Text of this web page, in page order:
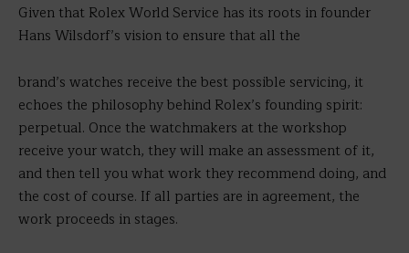
Given that Rolex World Service has its roots in founder
Hans Wilsdorf’s vision to ensure that all the
brand’s watches receive the best possible servicing, it
echoes the philosophy behind Rolex’s founding spirit:
perpetual. Once the watchmakers at the workshop
receive your watch, they will make an assessment of it,
and then tell you what work they recommend doing, and
the cost of course. If all parties are in agreement, the
work proceeds in stages.